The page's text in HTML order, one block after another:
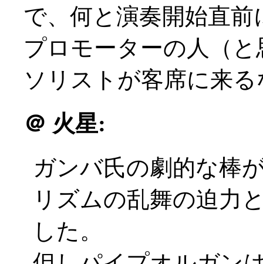
で、何と演奏開始直
プロモーターの人（
ソリストが客席に来
＠ 火星:
ガンバ氏の劇的な棒
リズムの乱舞の迫力
した。